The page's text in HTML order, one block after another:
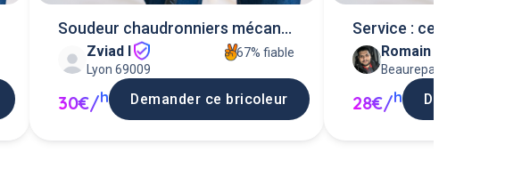
Soudeur chaudronniers mécano
motoZviad I
67% fiable
Lyon 69009
30€/h Demander ce bricoleur
Service : ce rendre utile
Romain M
Beaurepaire 38270
28€/h Demander ce